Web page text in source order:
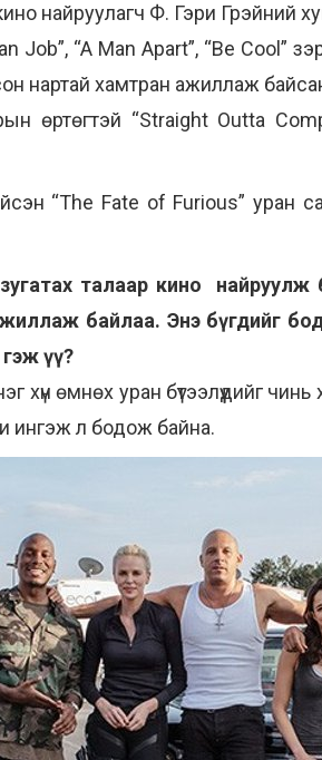
найруулагч Ф. Гэри Грэйний
“A Man Apart”, “Be Cool”
нартай хамтран ажиллаж
өртөгтэй “Straight Outta
“The Fate of Furious”
талаар кино
байлаа. Энэ бүгдийг
үү?
өмнөх уран бүтээлүүдийг
ингэж л бодож байна.